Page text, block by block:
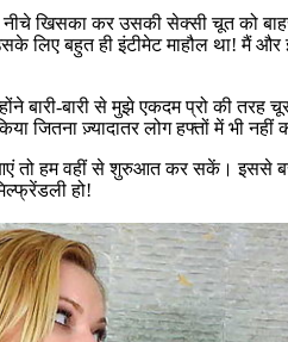
खिसका कर उसकी सेक्सी चूत को
लिए बहुत ही इंटीमेट माहौल था! मैं
बारी से मुझे एकदम प्रो की तरह
जितना ज़्यादातर लोग हफ्तों में भी
तो हम वहीं से शुरुआत कर सकें। इससे
हो!